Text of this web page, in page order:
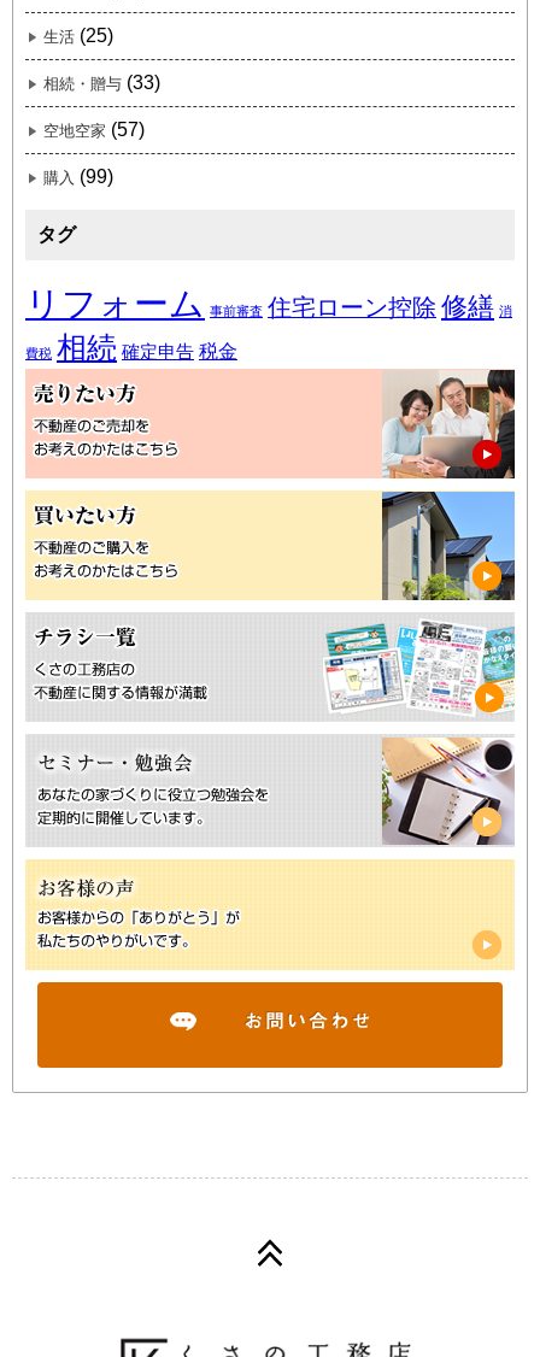
生活 (25)
相続・贈与 (33)
空地空家 (57)
購入 (99)
タグ
リフォーム 事前審査 住宅ローン控除 修繕 消
費税 相続 確定申告 税金